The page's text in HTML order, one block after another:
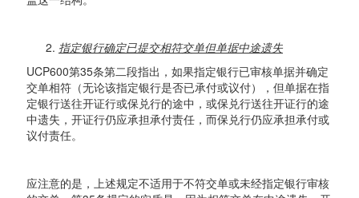
指定银行确定已提交相符交单但单据中途遗失
UCP600第35条第二段指出，如果指定银行已审核单据并确定
交单相符（无论该指定银行是否已承付或议付），但单据在指
定银行送往开证行或保兑行的途中，或保兑行送往开证行的途
中遗失，开证行仍应承担承付责任，而保兑行仍应承担承付或
议付责任。
应注意的是，上述规定不适用于不符交单或未经指定银行审核